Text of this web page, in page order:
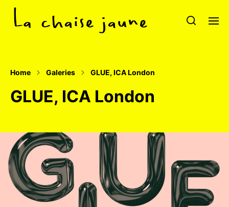
Home Galeries GLUE, ICA London
GLUE, ICA London